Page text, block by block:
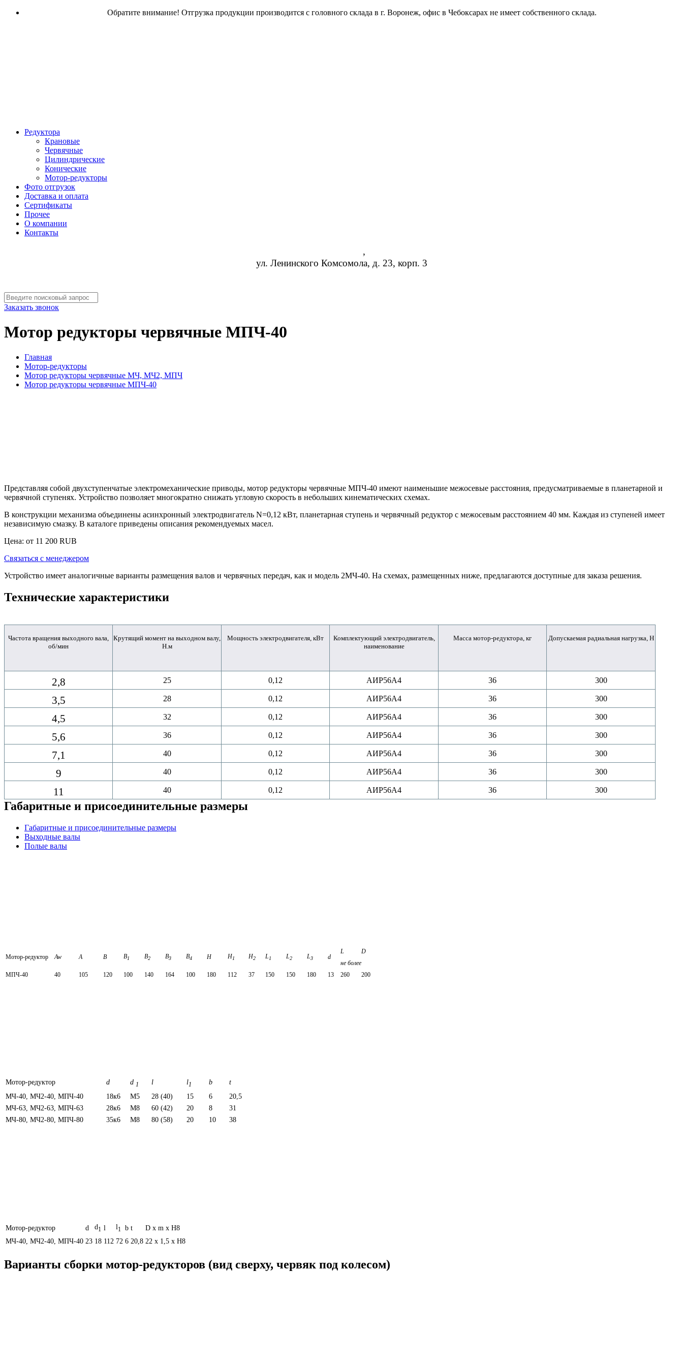
Обратите внимание! Отгрузка продукции производится с головного склада в г. Воронеж, офис в Чебоксарах не имеет собственного склада.
Редуктора
Крановые
Червячные
Цилиндрические
Конические
Мотор-редукторы
Фото отгрузок
Доставка и оплата
Сертификаты
Прочее
О компании
Контакты
,
ул. Ленинского Комсомола, д. 23, корп. 3
Заказать звонок
Мотор редукторы червячные МПЧ-40
Главная
Мотор-редукторы
Мотор редукторы червячные МЧ, МЧ2, МПЧ
Мотор редукторы червячные МПЧ-40
Представляя собой двухступенчатые электромеханические приводы, мотор редукторы червячные МПЧ-40 имеют наименьшие межосевые расстояния, предусматриваемые в планетарной и
червячной ступенях. Устройство позволяет многократно снижать угловую скорость в небольших кинематических схемах.
В конструкции механизма объединены асинхронный электродвигатель N=0,12 кВт, планетарная ступень и червячный редуктор с межосевым расстоянием 40 мм. Каждая из ступеней имеет
независимую смазку. В каталоге приведены описания рекомендуемых масел.
Цена: от 11 200 RUB
Связаться с менеджером
Устройство имеет аналогичные варианты размещения валов и червячных передач, как и модель 2МЧ-40. На схемах, размещенных ниже, предлагаются доступные для заказа решения.
Технические характеристики
Частота вращения выходного вала,
об/мин
Крутящий момент на выходном валу,
Н.м
Мощность электродвигателя, кВт
Комплектующий электродвигатель,
наименование
Масса мотор-редуктора, кг Допускаемая радиальная нагрузка, Н
2,8 25 0,12 АИР56A4 36 300
3,5 28 0,12 АИР56A4 36 300
4,5 32 0,12 АИР56A4 36 300
5,6 36 0,12 АИР56A4 36 300
7,1 40 0,12 АИР56A4 36 300
9 40 0,12 АИР56A4 36 300
11 40 0,12 АИР56A4 36 300
Габаритные и присоединительные размеры
Габаритные и присоединительные размеры
Выходные валы
Полые валы
Мотор-редуктор Aw А В B1 B2 В3 В4 H H1 H2 L1 L2 L3 d
L
D
не более
МПЧ-40
40 105 120 100 140 164 100 180 112 37 150 150 180 13 260 200
Мотор-редуктор d d 1 l l1 b
t
МЧ-40, МЧ2-40, МПЧ-40
18к6 М5 28 (40) 15 6
20,5
МЧ-63, МЧ2-63, МПЧ-63
28к6 М8 60 (42) 20 8
31
МЧ-80, МЧ2-80, МПЧ-80
35к6 М8 80 (58) 20 10 38
Мотор-редуктор d d1 l l1 b t
D х m х H8
МЧ-40, МЧ2-40, МПЧ-40 23 18 112 72 6 20,8 22 х 1,5 х H8
Варианты сборки мотор-редукторов (вид сверху, червяк под колесом)